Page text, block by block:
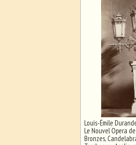
Louis-Émile
Le Nouvel Opera de
Bronzes,